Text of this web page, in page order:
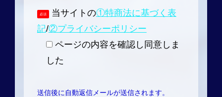
必須 当サイトの①特商法に基づく表
記/②プライバシーポリシー
ページの内容を確認し同意しま
した
送信後に自動返信メールが送信されます。